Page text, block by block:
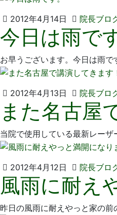
2012年4月14日 院長ブロ
今日は雨で
お早うございます。今日は雨で
2012年4月13日 院長ブロ
また名古屋
当院で使用している最新レー
2012年4月12日 院長ブロ
風雨に耐え
昨日の風雨に耐えやっと家の前